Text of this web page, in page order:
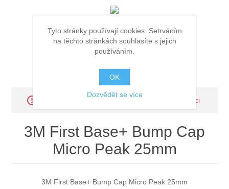
Omlouváme se - tento produkt již není k dispozici
3M First Base+ Bump Cap
Micro Peak 25mm
3M First Base+ Bump Cap Micro Peak 25mm
Tyto stránky používají cookies. Setrváním
na těchto stránkách souhlasíte s jejich
používáním.
OK
Dozvědět se více